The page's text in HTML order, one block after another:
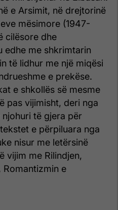
e Arsimit, në drejtorinë
mësimore (1947-
cilësore dhe
edhe me shkrimtarin
të lidhur me një miqësi
e prekëse.
e shkollës së mesme
pas vijimisht, deri nga
njohuri të gjera për
e përpiluara nga
nisur me letërsinë
vijim me Rilindjen,
Romantizmin e